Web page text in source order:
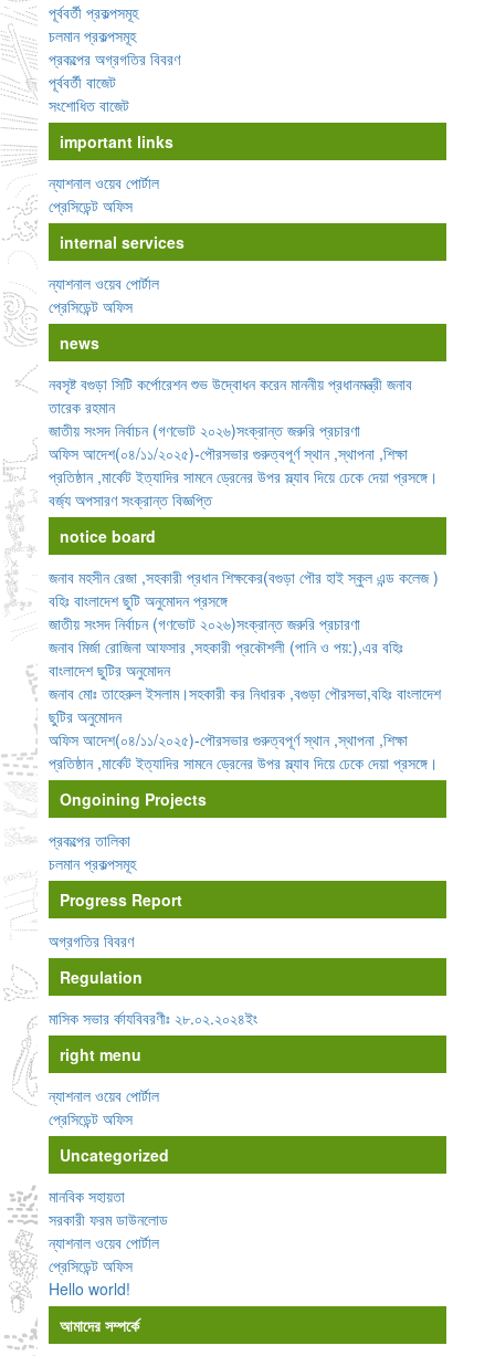
পূর্ববর্তী প্রকল্পসমূহ
চলমান প্রকল্পসমূহ
প্রকল্পের অগ্রগতির বিবরণ
পূর্ববর্তী বাজেট
সংশোধিত বাজেট
important links
ন্যাশনাল ওয়েব পোর্টাল
প্রেসিডেন্ট অফিস
internal services
ন্যাশনাল ওয়েব পোর্টাল
প্রেসিডেন্ট অফিস
news
নবসৃষ্ট বগুড়া সিটি কর্পোরেশন শুভ উদ্বোধন করেন মাননীয় প্রধানমন্ত্রী জনাব
তারেক রহমান
জাতীয় সংসদ নির্বাচন (গণভোট ২০২৬)সংক্রান্ত জরুরি প্রচারণা
অফিস আদেশ(০৪/১১/২০২৫)-পৌরসভার গুরুত্বপূর্ণ স্থান ,স্থাপনা ,শিক্ষা
প্রতিষ্ঠান ,মার্কেট ইত্যাদির সামনে ড্রেনের উপর স্ল্যাব দিয়ে ঢেকে দেয়া প্রসঙ্গে।
বর্জ্য অপসারণ সংক্রান্ত বিজ্ঞপ্তি
notice board
জনাব মহসীন রেজা ,সহকারী প্রধান শিক্ষকের(বগুড়া পৌর হাই স্কুল এন্ড কলেজ )
বহিঃ বাংলাদেশ ছুটি অনুমোদন প্রসঙ্গে
জাতীয় সংসদ নির্বাচন (গণভোট ২০২৬)সংক্রান্ত জরুরি প্রচারণা
জনাব মির্জা রোজিনা আফসার ,সহকারী প্রকৌশলী (পানি ও পয়:),এর বহিঃ
বাংলাদেশ ছুটির অনুমোদন
জনাব মোঃ তাহেরুল ইসলাম।সহকারী কর নিধারক ,বগুড়া পৌরসভা,বহিঃ বাংলাদেশ
ছুটির অনুমোদন
অফিস আদেশ(০৪/১১/২০২৫)-পৌরসভার গুরুত্বপূর্ণ স্থান ,স্থাপনা ,শিক্ষা
প্রতিষ্ঠান ,মার্কেট ইত্যাদির সামনে ড্রেনের উপর স্ল্যাব দিয়ে ঢেকে দেয়া প্রসঙ্গে।
Ongoining Projects
প্রকল্পের তালিকা
চলমান প্রকল্পসমূহ
Progress Report
অগ্রগতির বিবরণ
Regulation
মাসিক সভার র্কাযবিবরণীঃ ২৮.০২.২০২৪ইং
right menu
ন্যাশনাল ওয়েব পোর্টাল
প্রেসিডেন্ট অফিস
Uncategorized
মানবিক সহায়তা
সরকারী ফরম ডাউনলোড
ন্যাশনাল ওয়েব পোর্টাল
প্রেসিডেন্ট অফিস
Hello world!
আমাদের সম্পর্কে